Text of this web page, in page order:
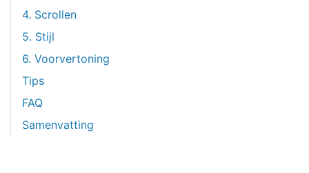
4. Scrollen
5. Stijl
6. Voorvertoning
Tips
FAQ
Samenvatting